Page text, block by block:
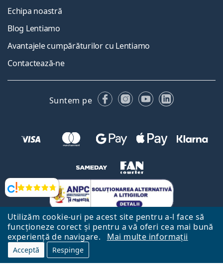
Utilizăm cookie-uri pe acest site pentru a-l face să
funcționeze corect și pentru a vă oferi cea mai bună
experiență de navigare.
Mai multe informații
Acceptă Respinge
Opinii
Echipa noastră
Blog Lentiamo
Avantajele cumpărăturilor cu Lentiamo
Contactează-ne
Suntem pe FacebookInstagram
YouTubeLinkedIn
Către Pagina Principală Mai sus